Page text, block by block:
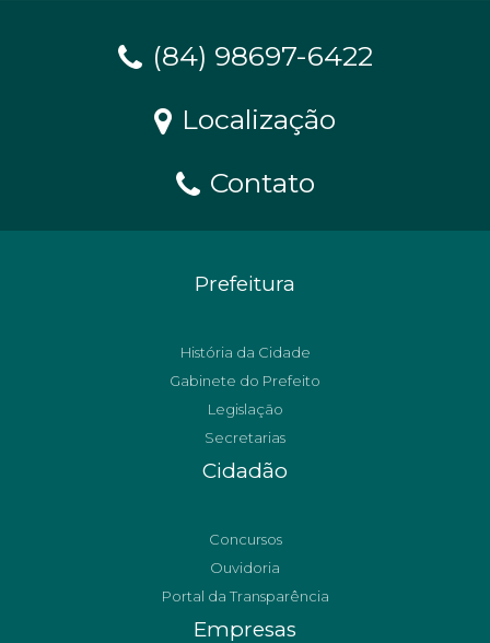
(84) 98697-6422
Localização
Contato
Prefeitura
História da Cidade
Gabinete do Prefeito
Legislação
Secretarias
Cidadão
Concursos
Ouvidoria
Portal da Transparência
Empresas